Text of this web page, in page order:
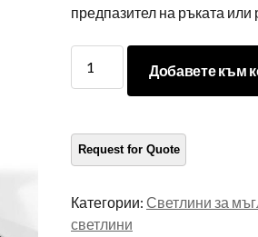
предпазител на ръката или
фар
мотоциклет
количество
Добавете към
Категории: Светлини за
светлини